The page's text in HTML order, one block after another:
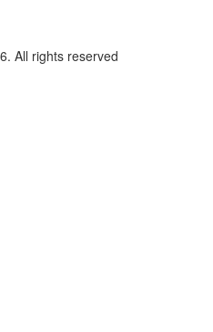
All rights reserved